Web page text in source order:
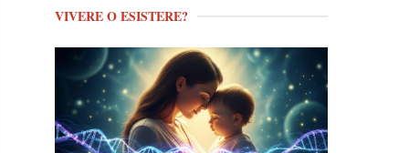
VIVERE O ESISTERE?